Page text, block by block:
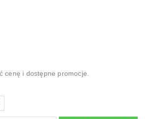
cenę i dostępne promocje.